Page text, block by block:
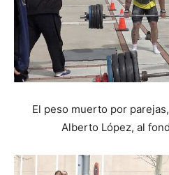
El peso muerto por
Alberto López, al